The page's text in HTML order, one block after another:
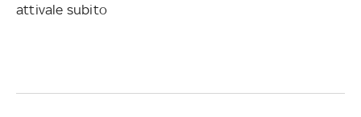
attivale subito